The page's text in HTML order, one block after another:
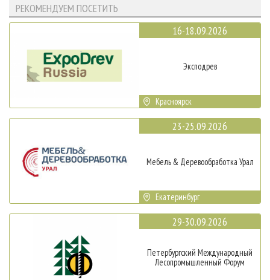
РЕКОМЕНДУЕМ ПОСЕТИТЬ
16-18.09.2026
Эксподрев
Красноярск
23-25.09.2026
Мебель & Деревообработка Урал
Екатеринбург
29-30.09.2026
Петербургский Международный
Лесопромышленный Форум